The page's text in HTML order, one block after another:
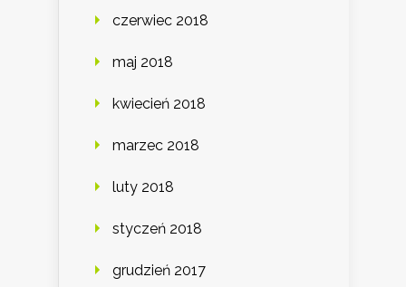
czerwiec 2018
maj 2018
kwiecień 2018
marzec 2018
luty 2018
styczeń 2018
grudzień 2017